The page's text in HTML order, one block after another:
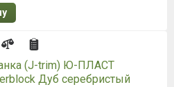
(J-trim) Ю-ПЛАСТ
Дуб серебристый